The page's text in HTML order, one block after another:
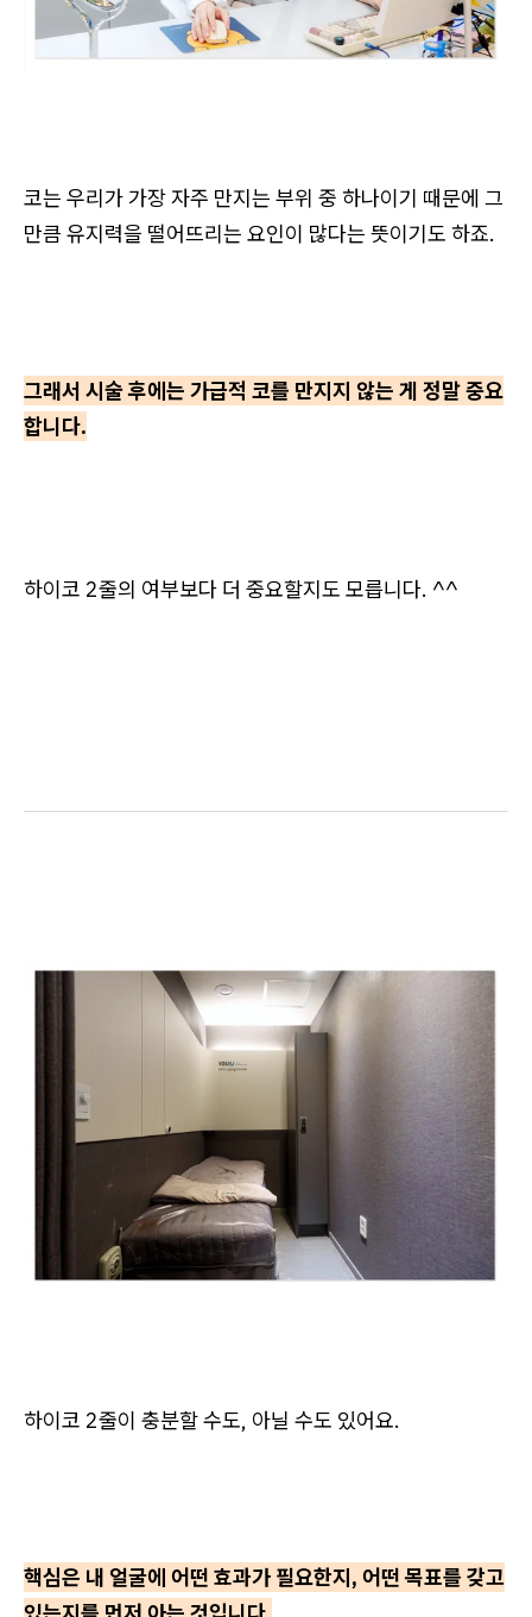
코는 우리가 가장 자주 만지는 부위 중 하나이기 때문에 그
만큼 유지력을 떨어뜨리는 요인이 많다는 뜻이기도 하죠.
그래서 시술 후에는 가급적 코를 만지지 않는 게 정말 중요
합니다.
하이코 2줄의 여부보다 더 중요할지도 모릅니다. ^^
하이코 2줄이 충분할 수도, 아닐 수도 있어요.
핵심은 내 얼굴에 어떤 효과가 필요한지, 어떤 목표를 갖고